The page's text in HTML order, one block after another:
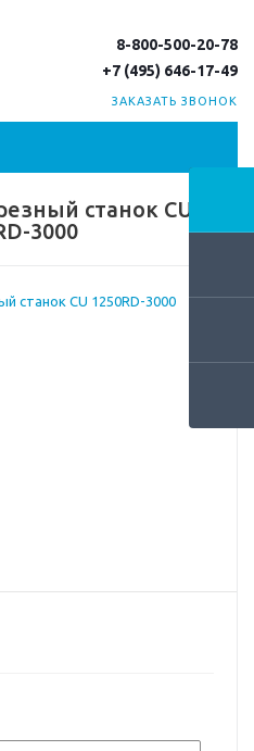
8-800-500-20-78
+7 (495) 646-17-49
ЗАКАЗАТЬ ЗВОНОК
станок CU
3000